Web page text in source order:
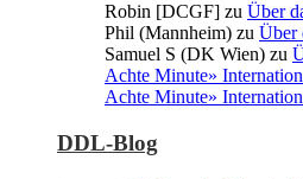
Robin [DCGF] zu Über
Phil (Mannheim) zu Über
Samuel S (DK Wien) zu
Achte Minute»
Achte Minute»
DDL-Blog